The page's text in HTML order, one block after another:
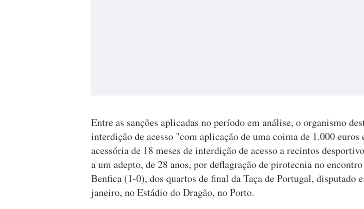
Entre as sanções aplicadas no período em análise, o organismo
interdição de acesso "com aplicação de uma coima de 1.000 euros
acessória de 18 meses de interdição de acesso a recintos
a um adepto, de 28 anos, por deflagração de pirotecnia no
Benfica (1-0), dos quartos de final da Taça de Portugal, disputado
janeiro, no Estádio do Dragão, no Porto.